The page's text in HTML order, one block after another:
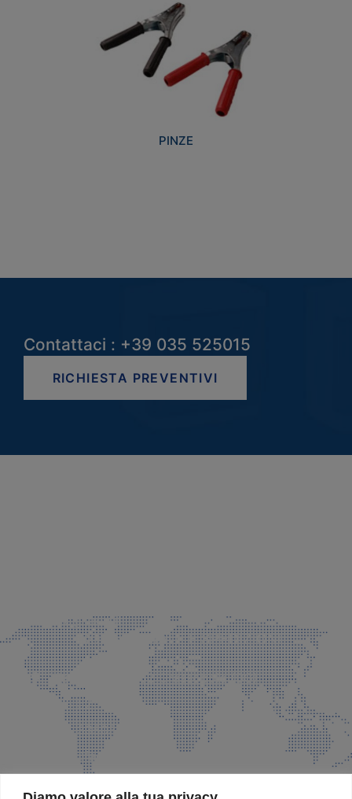
PINZE
Contattaci : +39 035 525015
RICHIESTA PREVENTIVI
info@faeg.it
COMMERCIALE E SPEDIZIONI
Via Padre Elzi, 32 Grassobbio (BG)
035 525015
035 335037
info@faeg.it
SITE MAP